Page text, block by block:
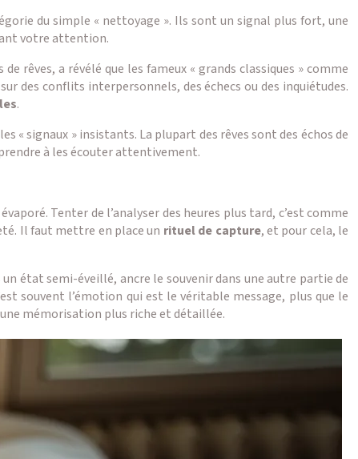
du simple « nettoyage ». Ils sont un signal plus fort, une
votre attention.
rêves, a révélé que les fameux « grands classiques » comme
des conflits interpersonnels, des échecs ou des inquiétudes.
.
signaux » insistants. La plupart des rêves sont des échos de
à les écouter attentivement.
Tenter de l’analyser des heures plus tard, c’est comme
Il faut mettre en place un rituel de capture, et pour cela, le
état semi-éveillé, ancre le souvenir dans une autre partie de
souvent l’émotion qui est le véritable message, plus que le
mémorisation plus riche et détaillée.